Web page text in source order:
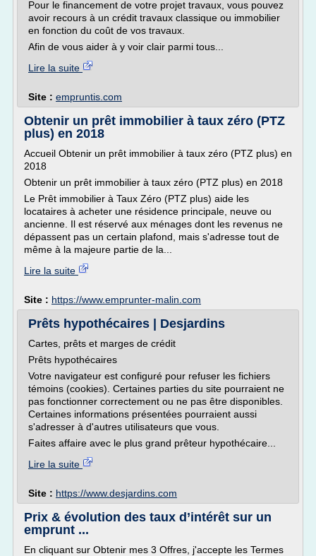
Pour le financement de votre projet travaux, vous pouvez
avoir recours à un crédit travaux classique ou immobilier
en fonction du coût de vos travaux.
Afin de vous aider à y voir clair parmi tous...
Lire la suite
Site : empruntis.com
Obtenir un prêt immobilier à taux zéro (PTZ
plus) en 2018
Accueil Obtenir un prêt immobilier à taux zéro (PTZ plus) en
2018
Obtenir un prêt immobilier à taux zéro (PTZ plus) en 2018
Le Prêt immobilier à Taux Zéro (PTZ plus) aide les
locataires à acheter une résidence principale, neuve ou
ancienne. Il est réservé aux ménages dont les revenus ne
dépassent pas un certain plafond, mais s'adresse tout de
même à la majeure partie de la...
Lire la suite
Site : https://www.emprunter-malin.com
Prêts hypothécaires | Desjardins
Cartes, prêts et marges de crédit
Prêts hypothécaires
Votre navigateur est configuré pour refuser les fichiers
témoins (cookies). Certaines parties du site pourraient ne
pas fonctionner correctement ou ne pas être disponibles.
Certaines informations présentées pourraient aussi
s'adresser à d'autres utilisateurs que vous.
Faites affaire avec le plus grand prêteur hypothécaire...
Lire la suite
Site : https://www.desjardins.com
Prix & évolution des taux d’intérêt sur un
emprunt ...
En cliquant sur Obtenir mes 3 Offres, j'accepte les Termes